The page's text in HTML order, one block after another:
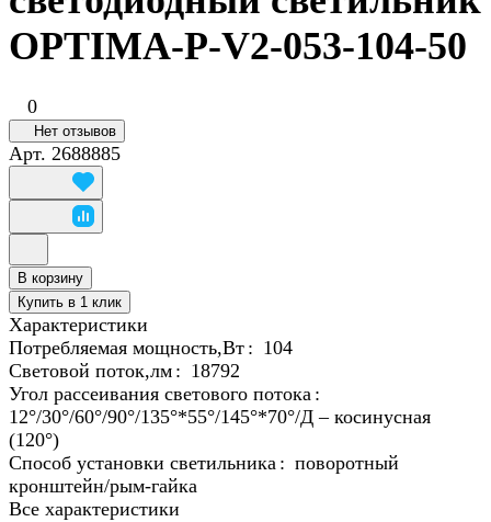
OPTIMA-P-V2-053-104-50
0
Нет отзывов
Арт. 2688885
В корзину
Купить в 1 клик
Характеристики
Потребляемая мощность,Вт : 104
Световой поток,лм : 18792
Угол рассеивания светового потока :
12°/30°/60°/90°/135°*55°/145°*70°/Д – косинусная
(120°)
Способ установки светильника : поворотный
кронштейн/рым-гайка
Все характеристики